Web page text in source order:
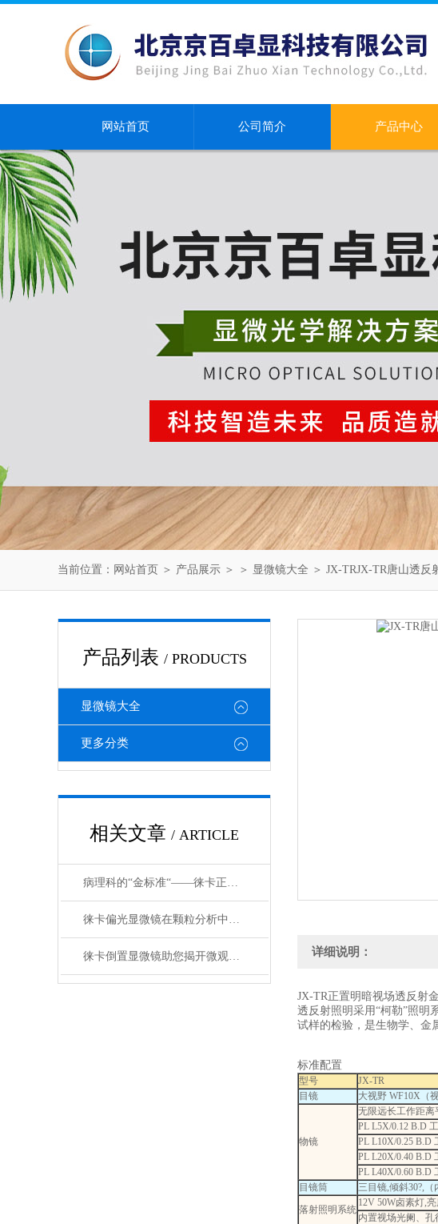
网站首页 公司简介 产品中心
当前位置： 网站首页 ＞ 产品展示 ＞ ＞ 显微镜大全 ＞ JX-TRJX-TR唐山透反
产品列表 / PRODUCTS
显微镜大全
更多分类
相关文章 / ARTICLE
病理科的“金标准“——徕卡正置显微镜在临床诊断中不可替代的地位
徕卡偏光显微镜在颗粒分析中的优势和应用
徕卡倒置显微镜助您揭开微观世界的神秘面纱 详细说明：
JX-TR正置明暗视场透反射
透反射照明采用“柯勒”照明
试样的检验，是生物学、金
标准配置
型号
JX-TR
目镜
大视野 WF10X（
物镜
无限远长工作距离
PL L5X/0.12 B.D
PL L10X/0.25 B.D
PL L20X/0.40 B.D
PL L40X/0.60 B.D
目镜筒
三目镜,倾斜30?,（
落射照明系统
12V 50W卤素灯,
内置视场光阑、